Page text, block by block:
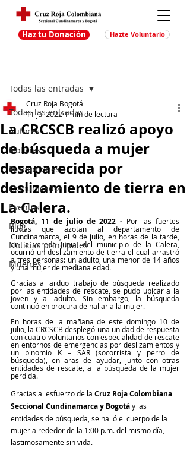
Haz tu Donación Hazte Voluntario
Todas las entradas
Autores
Noticias
Promociones
Comunicados
Eventos
Blog
Noticias principales
Muejres
Todas las entradas
La CRCSCB realizó apoyo
de búsqueda a mujer
desaparecida por
deslizamiento de tierra en
La Calera.
Cruz Roja Bogotá
11 jul 20221 min de lectura
Bogotá, 11 de julio de 2022 - Por las fuertes
lluvias que azotan al departamento de
Cundinamarca, el 9 de julio, en horas de la tarde,
en la vereda Junia, del municipio de la Calera,
ocurrió un deslizamiento de tierra el cual arrastró
a tres personas: un adulto, una menor de 14 años
y una mujer de mediana edad.
Gracias al arduo trabajo de búsqueda realizado
por las entidades de rescate, se pudo ubicar a la
joven y al adulto. Sin embargo, la búsqueda
continuó en procura de hallar a la mujer.
En horas de la mañana de este domingo 10 de
julio, la CRCSCB desplegó una unidad de respuesta
con cuatro voluntarios con especialidad de rescate
en entornos de emergencias por deslizamientos y
un binomio K – SAR (socorrista y perro de
búsqueda), en aras de ayudar, junto con otras
entidades de rescate, a la búsqueda de la mujer
perdida.
Gracias al esfuerzo de la Cruz Roja Colombiana
Seccional Cundinamarca y Bogotá y las
entidades de búsqueda, se halló el cuerpo de la
mujer alrededor de la 1:00 p.m. del mismo día,
lastimosamente sin vida.